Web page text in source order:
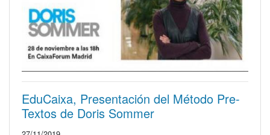
EduCaixa, Presentación del Método Pre-
Textos de Doris Sommer